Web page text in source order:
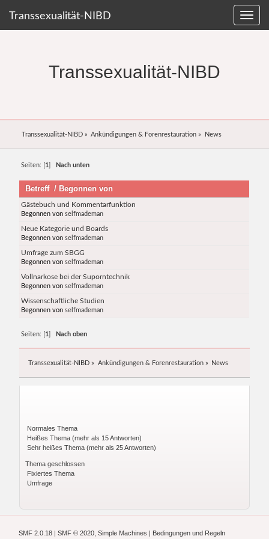
Transsexualität-NIBD
Transsexualität-NIBD
Transsexualität-NIBD» Ankündigungen & Forenrestauration » News
Seiten: [ 1 Nach unten
Betreff / Begonnen von
Gästebuch und Kommentarfunktion
Begonnen vonselfmademan
Neue Kategorie und Boards
Begonnen vonselfmademan
Umfrage zum SBGG
Begonnen vonselfmademan
Vollnarkose bei der Suporntechnik
Begonnen vonselfmademan
Wissenschaftliche Studien
Begonnen vonselfmademan
Seiten: [ 1 Nach oben
Transsexualität-NIBD » Ankündigungen & Forenrestauration» News
Normales Thema
Heißes Thema (mehr als 15 Antworten)
Sehr heißes Thema (mehr als 25 Antworten)
Thema geschlossen
Fixiertes Thema
Umfrage
SMF 2.0.18 |SMF © 2020 ,Simple Machines | Bedingungen und Regeln